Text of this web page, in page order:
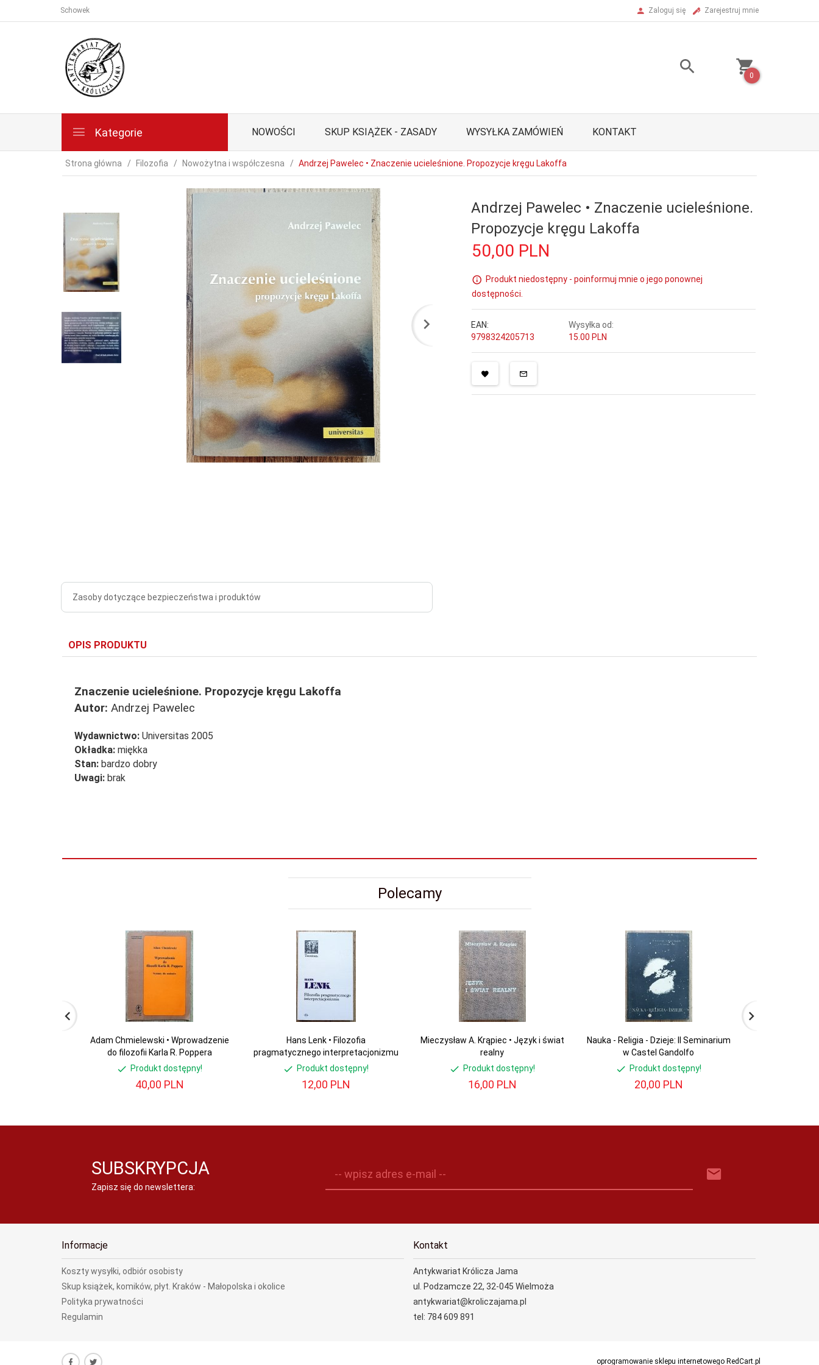
Schowek Zaloguj się Zarejestruj mnie
0
Kategorie NOWOŚCI SKUP KSIĄŻEK - ZASADY WYSYŁKA ZAMÓWIEŃ KONTAKT
Strona główna Filozofia Nowożytna i współczesna Andrzej Pawelec • Znaczenie ucieleśnione. Propozycje kręgu Lakoffa
Zasoby dotyczące bezpieczeństwa i produktów
Andrzej Pawelec • Znaczenie ucieleśnione.
Propozycje kręgu Lakoffa
50,00 PLN
Produkt niedostępny - poinformuj mnie o jego ponownej
dostępności.
EAN:
9798324205713
Wysyłka od:
15.00 PLN
OPIS PRODUKTU
Znaczenie ucieleśnione. Propozycje kręgu Lakoffa
Autor: Andrzej Pawelec
Wydawnictwo: Universitas 2005
Okładka: miękka
Stan: bardzo dobry
Uwagi: brak
Polecamy
Adam Chmielewski • Wprowadzenie
do filozofii Karla R. Poppera
Produkt dostępny!
40,00 PLN
Hans Lenk • Filozofia
pragmatycznego interpretacjonizmu
Produkt dostępny!
12,00 PLN
Mieczysław A. Krąpiec • Język i świat
realny
Produkt dostępny!
16,00 PLN
Nauka - Religia - Dzieje: II Seminarium
w Castel Gandolfo
Produkt dostępny!
20,00 PLN
SUBSKRYPCJA
Zapisz się do newslettera:
-- wpisz adres e-mail --
Informacje
Koszty wysyłki, odbiór osobisty
Skup książek, komików, płyt. Kraków - Małopolska i okolice
Polityka prywatności
Regulamin
Kontakt
Antykwariat Królicza Jama
ul. Podzamcze 22, 32-045 Wielmoża
antykwariat@kroliczajama.pl
tel: 784 609 891
oprogramowanie sklepu internetowegoRedCart.pl